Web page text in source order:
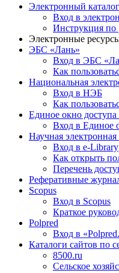
Электронный
Вход в
Инструкция по
Электронные
ЭБС «Лань»
Вход в ЭБС
Как
Национальная
Вход в НЭБ
Как
Единое окно доступа
Вход в Единое
Научная
Вход в e-Library
Как открыть
Перечень
Реферативные
Scopus
Вход в Scopus
Краткое
Polpred
Вход в
Каталоги сайтов по
8500.ru
Сельское